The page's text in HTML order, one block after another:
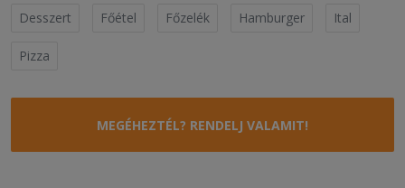
Desszert
Főétel Főzelék Hamburger Ital
Pizza
MEGÉHEZTÉL? RENDELJ VALAMIT!